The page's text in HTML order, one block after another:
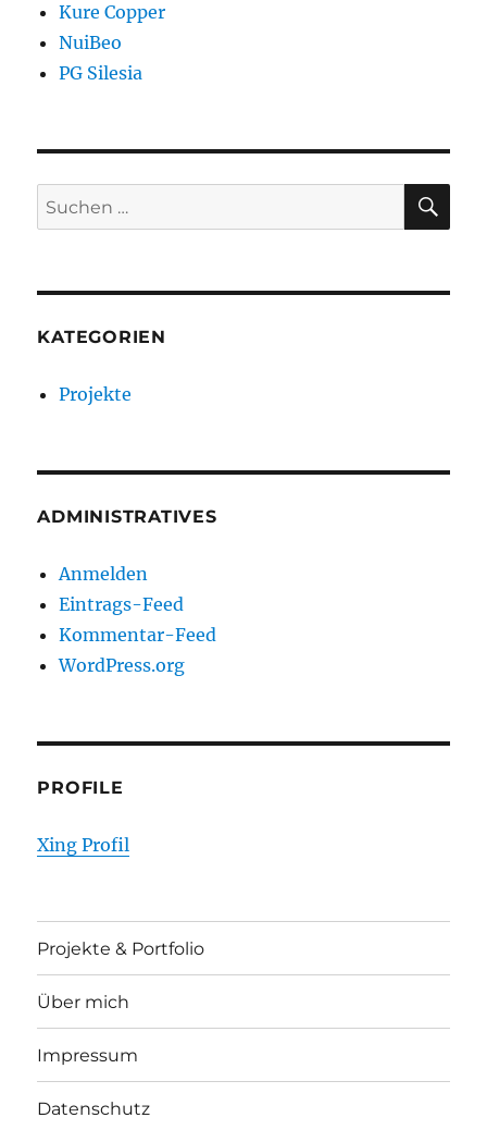
Kure Copper
NuiBeo
PG Silesia
Suche
nach:
KATEGORIEN
Projekte
ADMINISTRATIVES
Anmelden
Eintrags-Feed
Kommentar-Feed
WordPress.org
PROFILE
Xing Profil
Projekte & Portfolio
Über mich
Impressum
Datenschutz